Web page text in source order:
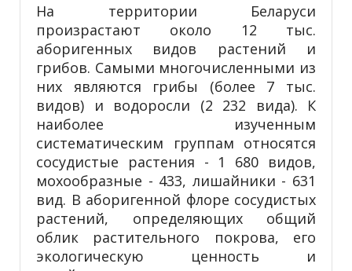
На территории Беларуси
произрастают около 12 тыс.
аборигенных видов растений и
грибов. Самыми многочисленными из
них являются грибы (более 7 тыс.
видов) и водоросли (2 232 вида). К
наиболее изученным
систематическим группам относятся
сосудистые растения - 1 680 видов,
мохообразные - 433, лишайники - 631
вид. В аборигенной флоре сосудистых
растений, определяющих общий
облик растительного покрова, его
экологическую ценность и